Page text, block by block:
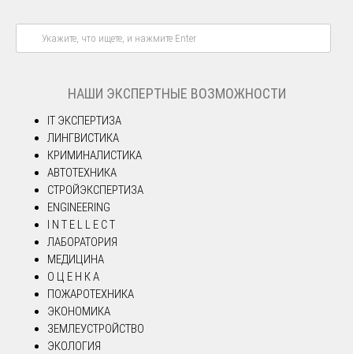
НАШИ ЭКСПЕРТНЫЕ ВОЗМОЖНОСТИ
IT ЭКСПЕРТИЗА
ЛИНГВИСТИКА
КРИМИНАЛИСТИКА
АВТОТЕХНИКА
СТРОЙЭКСПЕРТИЗА
ENGINEERING
I N T E L L E C T
ЛАБОРАТОРИЯ
МЕДИЦИНА
О Ц Е Н К А
ПОЖАРОТЕХНИКА
ЭКОНОМИКА
ЗЕМЛЕУСТРОЙСТВО
ЭКОЛОГИЯ